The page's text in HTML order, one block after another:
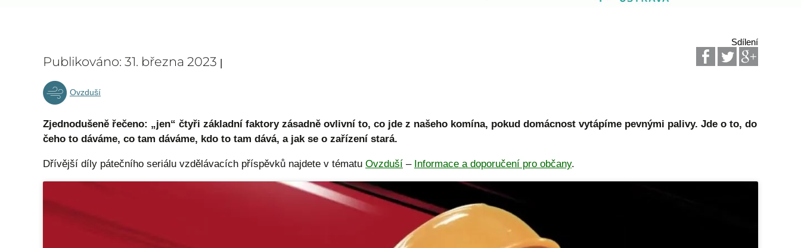
Sdílení
Publikováno: 31. března 2023 |
Ovzduší
Zjednodušeně řečeno: „jen“ čtyři základní faktory zásadně ovlivní to, co jde z našeho komína, pokud domácnost vytápíme pevnými palivy. Jde o to, do
čeho to dáváme, co tam dáváme, kdo to tam dává, a jak se o zařízení stará.
Dřívější díly pátečního seriálu vzdělávacích příspěvků najdete v tématu Ovzduší – Informace a doporučení pro občany.